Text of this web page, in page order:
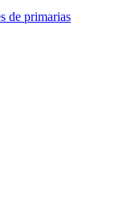
de primarias